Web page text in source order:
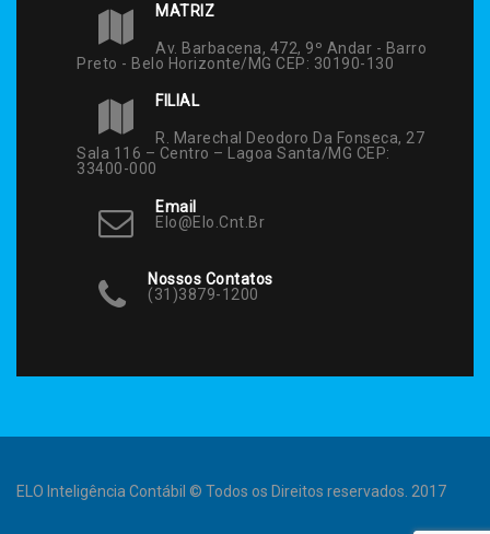
MATRIZ
Av. Barbacena, 472, 9º Andar - Barro
Preto - Belo Horizonte/MG CEP: 30190-130
FILIAL
R. Marechal Deodoro Da Fonseca, 27
Sala 116 – Centro – Lagoa Santa/MG CEP:
33400-000
Email
Elo@elo.cnt.br
Nossos Contatos
(31)3879-1200
ELO Inteligência Contábil © Todos os Direitos reservados. 2017